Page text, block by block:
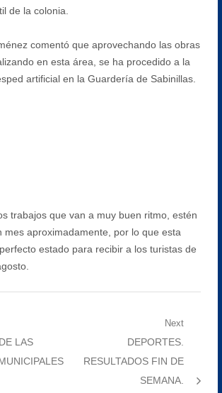
de la colonia.
comentó que aprovechando las obras
en esta área, se ha procedido a la
artificial en la Guardería de Sabinillas.
trabajos que van a muy buen ritmo, estén
mes aproximadamente, por lo que esta
estado para recibir a los turistas de
LAS
Next
Next
post:
DEPORTES.
RESULTADOS FIN DE
SEMANA.